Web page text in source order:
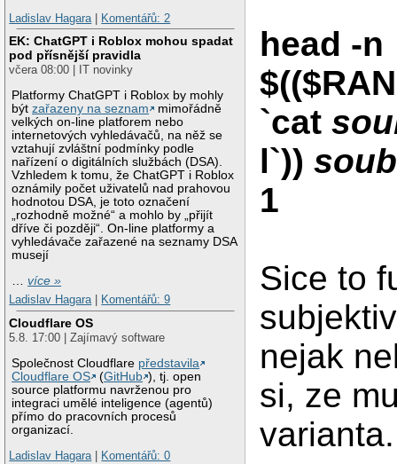
Ladislav Hagara
Komentářů: 2
EK: ChatGPT i Roblox mohou spadat
pod přísnější pravidla
včera 08:00 | IT novinky
Platformy ChatGPT i Roblox by mohly
býtzařazeny na seznam
mimořádně
velkých on-line platforem nebo
internetových vyhledávačů, na něž se
vztahují zvláštní podmínky podle
nařízení o digitálních službách (DSA).
Vzhledem k tomu, že ChatGPT i Roblox
oznámily počet uživatelů nad prahovou
hodnotou DSA, je toto označení
„rozhodně možné“ a mohlo by „přijít
dříve či později“. On-line platformy a
vyhledávače zařazené na seznamy DSA
musejí
…více »
Ladislav Hagara| Komentářů: 9
Cloudflare OS
5.8. 17:00 | Zajímavý software
Společnost Cloudflare představila
Cloudflare OS
(GitHub ), tj. open
source platformu navrženou pro
integraci umělé inteligence (agentů)
přímo do pracovních procesů
organizací.
Ladislav Hagara| Komentářů: 0
head -n
`cat
l`))
1
Sice to
nejak
si, ze